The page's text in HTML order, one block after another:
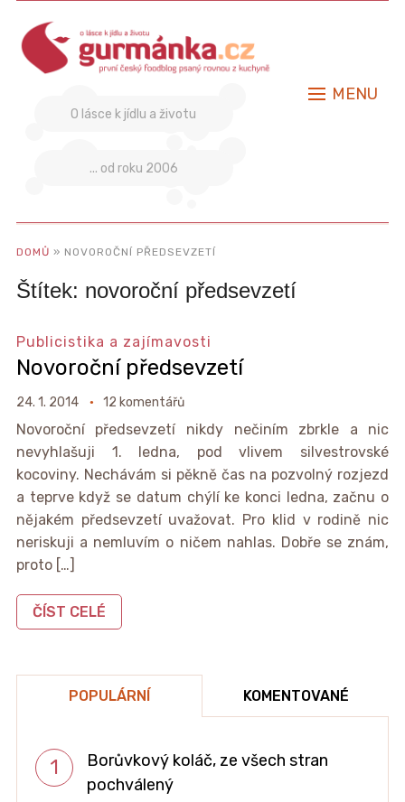
O lásce k jídlu a životu
... od roku 2006
MENU
DOMŮ » NOVOROČNÍ PŘEDSEVZETÍ
Štítek: novoroční předsevzetí
Publicistika a zajímavosti
Novoroční předsevzetí
24. 1. 2014 12 komentářů
Novoroční předsevzetí nikdy nečiním zbrkle a nic
nevyhlašuji 1. ledna, pod vlivem silvestrovské
kocoviny. Nechávám si pěkně čas na pozvolný rozjezd
a teprve když se datum chýlí ke konci ledna, začnu o
nějakém předsevzetí uvažovat. Pro klid v rodině nic
neriskuji a nemluvím o ničem nahlas. Dobře se znám,
proto […]
ČÍST CELÉ
POPULÁRNÍ KOMENTOVANÉ
Borůvkový koláč, ze všech stran
pochválený